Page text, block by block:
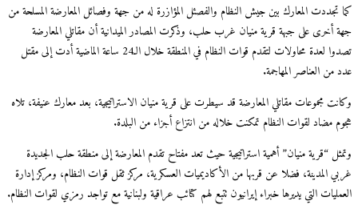
كما تجددت المعارك بين جيش النظام والفصئل المؤازرة له من جهة وفصائل المعارضة المسلحة من
جهة أخرى على جبهة قرية منيان غرب حلب، وذكرت المصادر الميدانية أن مقاتلي المعارضة
تصدوا لعدة محاولات لتقدم قوات النظام في المنطقة خلال الـ24 ساعة الماضية أدت إلى مقتل
عدد من العناصر المهاجمة.
وكانت مجموعات مقاتلي المعارضة قد سيطرت على قرية منيان الاستراتيجية، بعد معارك عنيفة، تلاه
هجوم مضاد لقوات النظام تمكنت خلاله من انتزاع أجزاء من البلدة.
وتمثل “قرية منيان” أهمية استراتيجية حيث تعد مفتاح تقدم المعارضة إلى منطقة حلب الجديدة
غربي المدينة، فضلا عن قربها من الأكاديميات العسكرية، مركز ثقل قوات النظام، ومركز إدارة
العمليات التي يديرها خبراء إيرانيون تتبع لهم كتائب عراقية ولبنانية مع تواجد رمزي لقوات النظام.